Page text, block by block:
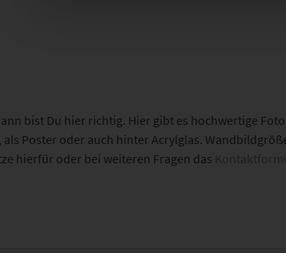
bist Du hier richtig. Hier gibt es hochwertige
Poster oder auch hinter Acrylglas.
hierfür oder bei weiteren Fragen das